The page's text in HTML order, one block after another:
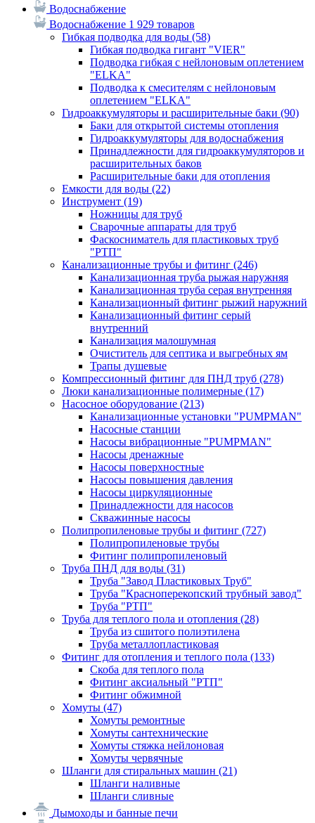
Водоснабжение
Водоснабжение 1 929 товаров
Гибкая подводка для воды (58)
Гибкая подводка гигант "VIER"
Подводка гибкая с нейлоновым оплетением
"ELKA"
Подводка к смесителям с нейлоновым
оплетением "ELKA"
Гидроаккумуляторы и расширительные баки (90)
Баки для открытой системы отопления
Гидроаккумуляторы для водоснабжения
Принадлежности для гидроаккумуляторов и
расширительных баков
Расширительные баки для отопления
Емкости для воды (22)
Инструмент (19)
Ножницы для труб
Сварочные аппараты для труб
Фаскосниматель для пластиковых труб
"РТП"
Канализационные трубы и фитинг (246)
Канализационная труба рыжая наружняя
Канализационная труба серая внутренняя
Канализационный фитинг рыжий наружний
Канализационный фитинг серый
внутренний
Канализация малошумная
Очиститель для септика и выгребных ям
Трапы душевые
Компрессионный фитинг для ПНД труб (278)
Люки канализационные полимерные (17)
Насосное оборудование (213)
Канализационные установки "PUMPMAN"
Насосные станции
Насосы вибрационные "PUMPMAN"
Насосы дренажные
Насосы поверхностные
Насосы повышения давления
Насосы циркуляционные
Принадлежности для насосов
Скважинные насосы
Полипропиленовые трубы и фитинг (727)
Полипропиленовые трубы
Фитинг полипропиленовый
Труба ПНД для воды (31)
Труба "Завод Пластиковых Труб"
Труба "Красноперекопский трубный завод"
Труба "РТП"
Труба для теплого пола и отопления (28)
Труба из сшитого полиэтилена
Труба металлопластиковая
Фитинг для отопления и теплого пола (133)
Скоба для теплого пола
Фитинг аксиальный "РТП"
Фитинг обжимной
Хомуты (47)
Хомуты ремонтные
Хомуты сантехнические
Хомуты стяжка нейлоновая
Хомуты червячные
Шланги для стиральных машин (21)
Шланги наливные
Шланги сливные
Дымоходы и банные печи